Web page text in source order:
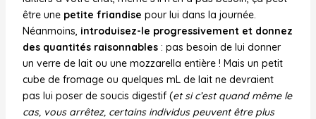
être une petite friandise pour lui dans la journée.
Néanmoins, introduisez-le progressivement et donnez
des quantités raisonnables : pas besoin de lui donner
un verre de lait ou une mozzarella entière ! Mais un petit
cube de fromage ou quelques mL de lait ne devraient
pas lui poser de soucis digestif (et si c’est quand même le
cas, vous arrêtez, certains individus peuvent être plus